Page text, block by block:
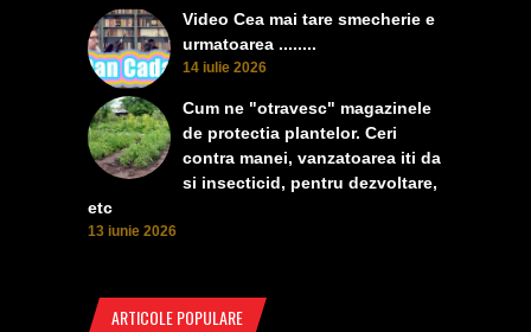
Video Cea mai tare smecherie e
urmatoarea ........
14 iulie 2026
Cum ne "otravesc" magazinele
de protectia plantelor. Ceri
contra manei, vanzatoarea iti da
si insecticid, pentru dezvoltare,
etc
13 iunie 2026
ARTICOLE POPULARE